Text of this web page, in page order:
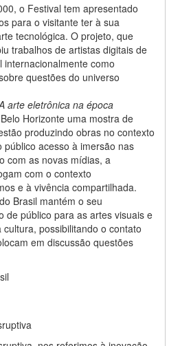
o Festival tem apresentado
para o visitante ter à sua
tecnológica. O projeto, que
trabalhos de artistas digitais de
como
questões do universo
arte eletrônica na época
Horizonte uma mostra de
produzindo obras no contexto
acesso à imersão nas
com as novas mídias, a
com o contexto
e à vivência compartilhada.
Brasil mantém o seu
de público para as artes visuais e
possibilitando o contato
em discussão questões